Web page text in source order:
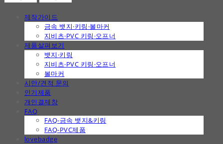
제작가이드
금속 뱃지·키링·볼마커
지비츠·PVC 키링·오프너
제품살펴보기
뱃지·키링
지비츠·PVC 키링·오프너
볼마커
시안/견적 문의
인기제품
개인결제창
FAQ
FAQ-금속 뱃지&키링
FAQ-PVC제품
lovebadge